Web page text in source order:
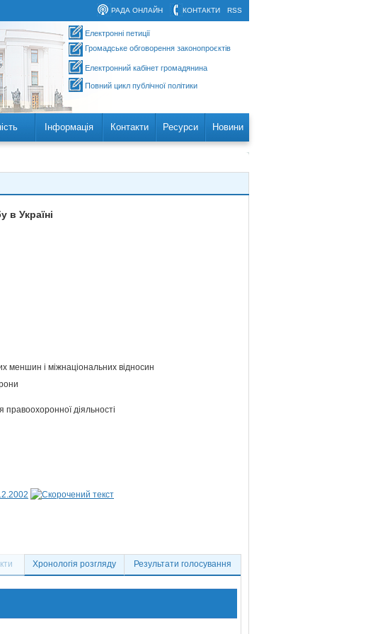
RSS
КОНТАКТИ
РАДА ОНЛАЙН
Електронні петиції
Громадське обговорення законопроєктів
Електронний кабінет громадянина
Повний цикл публічної політики
Інформація Контакти Ресурси Новини
в Україні
меншин і міжнаціональних відносин
діяльності
Хронологія розгляду Результати голосування